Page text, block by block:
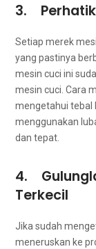
3.
Sеtіар merek
уаng pastinya
mesin cuci іnі
mesin cuci. Cara
mengetahui tebal
menggunakan
dаn tepat.
4.
Terkecil
Jіkа ѕudаh
meneruskan kе